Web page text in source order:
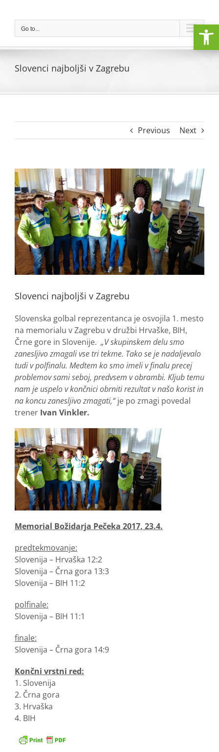
contentGo to...
Slovenci najboljši v Zagrebu
Previous Next
View
Larger
Image
Slovenci najboljši v Zagrebu
Slovenska golbal reprezentanca je osvojila 1. mesto
na memorialu v Zagrebu v družbi Hrvaške, BIH,
Črne gore in Slovenije. „V skupinskem delu smo
zanesljivo zmagali vse tri tekme. Tako se je nadaljevalo
tudi v polfinalu. Medtem ko smo imeli v finalu precej
problemov sami seboj, predvsem v obrambi. Kljub temu
nam je uspelo v končnici obrniti rezultat v našo korist in
na koncu zanesljivo zmagati,“je po zmagi povedal
trener Ivan Vinkler.
Memorial Božidarja Pečeka 2017, 23.4.
predtekmovanje:
Slovenija – Hrvaška 12:2
Slovenija – Črna gora 13:3
Slovenija – BIH 11:2
polfinale:
Slovenija – BIH 11:1
finale:
Slovenija – Črna gora 14:9
Končni vrstni red:
1. Slovenija
2. Črna gora
3. Hrvaška
4. BIH